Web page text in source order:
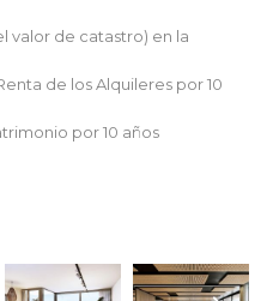
valor de catastro) en la
de los Alquileres por 10
por 10 años